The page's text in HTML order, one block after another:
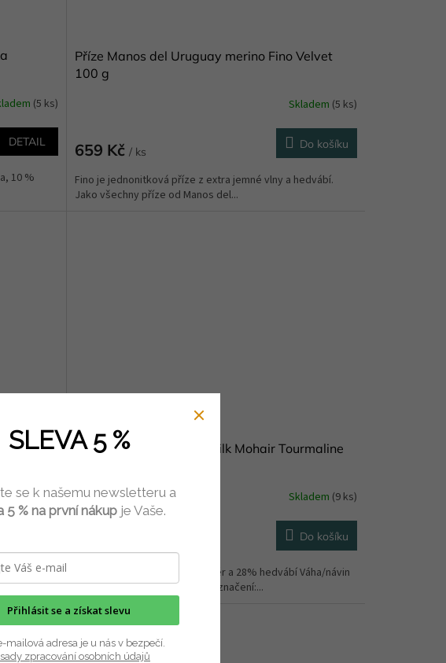
(5 ks)
DETAIL
10 %
Příze Manos del Uruguay merino Fino Velvet
100 g
Skladem (5 ks)
659 Kč / ks
Do košíku
Fino je jednonitková příze z extra jemné vlny a hedvábí.
Jako všechny příze od Manos del...
a
(10 ks)
Příze Along avec Anna Silk Mohair Tourmaline
Skladem (9 ks)
Do košíku
Složení příze: 72% jemný mohér a 28% hedvábí Váha/návin
příze: 25 g/210 m Mezinárodní značení:...
SLEVA 5 %
se k našemu newsletteru a
5 % na první nákupje Vaše.
Přihlásit se a získat slevu
mailová adresa je u nás v bezpečí.
zpracování osobních údajů